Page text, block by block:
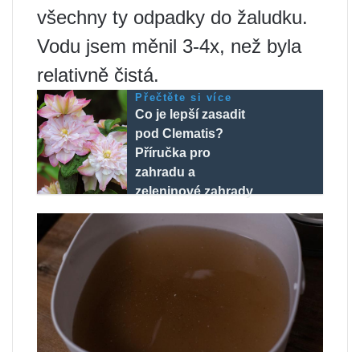
všechny ty odpadky do žaludku.
Vodu jsem měnil 3-4x, než byla
relativně čistá.
Přečtěte si více
Co je lepší zasadit
pod Clematis?
Příručka pro
zahradu a
zeleninové zahrady